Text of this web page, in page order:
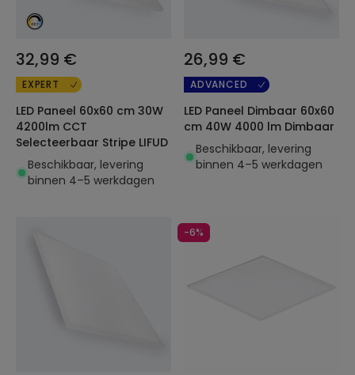
32,99 €
EXPERT
LED Paneel 60x60 cm 30W
4200lm CCT
Selecteerbaar Stripe LIFUD
Beschikbaar, levering
binnen 4–5 werkdagen
26,99 €
ADVANCED
LED Paneel Dimbaar 60x60
cm 40W 4000 lm Dimbaar
Beschikbaar, levering
binnen 4–5 werkdagen
-6%